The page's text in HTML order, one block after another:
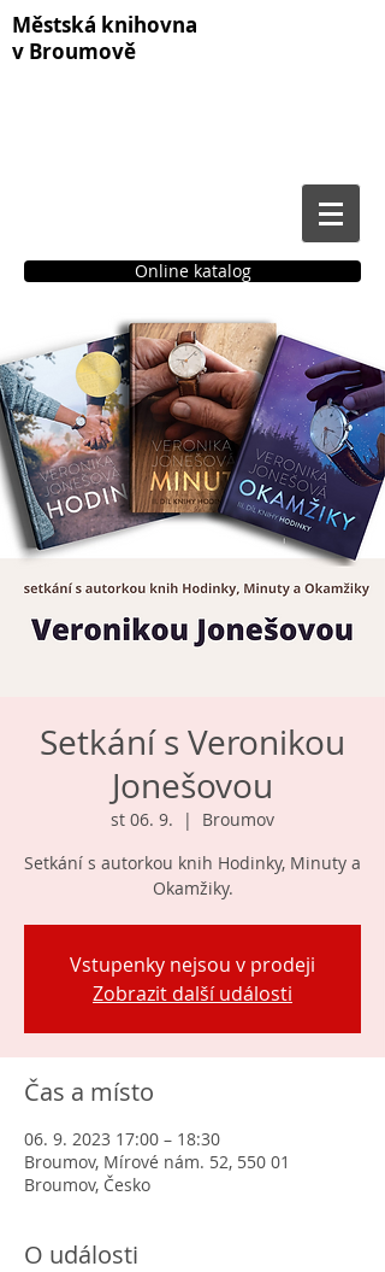
Městská knihovna
v Broumově
Online katalog
Čtenářské konto
Setkání s Veronikou
Jonešovou
st 06. 9.
  |
Broumov
Setkání s autorkou knih Hodinky, Minuty a
Okamžiky.
Vstupenky nejsou v prodeji
Zobrazit další události
Čas a místo
06. 9. 2023 17:00 – 18:30
Broumov, Mírové nám. 52, 550 01
Broumov, Česko
O události